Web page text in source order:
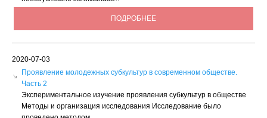
ПОДРОБНЕЕ
2020-07-03
Проявление молодежных субкультур в современном обществе.
Часть 2
Экспериментальное изучение проявления субкультур в обществе
Методы и организация исследования Исследование было